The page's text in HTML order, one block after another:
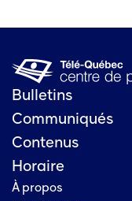
Bulletins
Communiqués
Contenus
Horaire
À propos